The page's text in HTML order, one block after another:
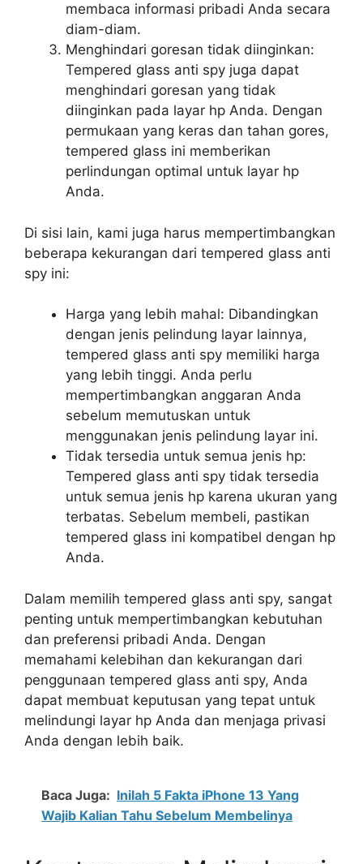
membaca informasi pribadi Anda secara
diam-diam.
Menghindari goresan tidak diinginkan:
Tempered glass anti spy juga dapat
menghindari goresan yang tidak
diinginkan pada layar hp Anda. Dengan
permukaan yang keras dan tahan gores,
tempered glass ini memberikan
perlindungan optimal untuk layar hp
Anda.
Di sisi lain, kami juga harus mempertimbangkan
beberapa kekurangan dari tempered glass anti
spy ini:
Harga yang lebih mahal: Dibandingkan
dengan jenis pelindung layar lainnya,
tempered glass anti spy memiliki harga
yang lebih tinggi. Anda perlu
mempertimbangkan anggaran Anda
sebelum memutuskan untuk
menggunakan jenis pelindung layar ini.
Tidak tersedia untuk semua jenis hp:
Tempered glass anti spy tidak tersedia
untuk semua jenis hp karena ukuran yang
terbatas. Sebelum membeli, pastikan
tempered glass ini kompatibel dengan hp
Anda.
Dalam memilih tempered glass anti spy, sangat
penting untuk mempertimbangkan kebutuhan
dan preferensi pribadi Anda. Dengan
memahami kelebihan dan kekurangan dari
penggunaan tempered glass anti spy, Anda
dapat membuat keputusan yang tepat untuk
melindungi layar hp Anda dan menjaga privasi
Anda dengan lebih baik.
Baca Juga: Inilah 5 Fakta iPhone 13 Yang
Wajib Kalian Tahu Sebelum Membelinya